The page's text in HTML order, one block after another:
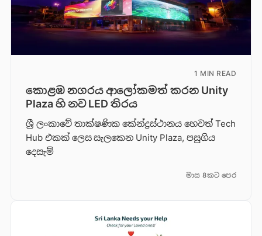
1 MIN READ
කොළඹ නගරය ආලෝකමත් කරන Unity
Plaza හි නව LED තිරය
ශ්‍රී ලංකාවේ තාක්ෂණික කේන්ද්‍රස්ථානය හෙවත් Tech
Hub එකක් ලෙස සැලකෙන Unity Plaza, පසුගිය
දෙසැම්
මාස 8කට පෙර